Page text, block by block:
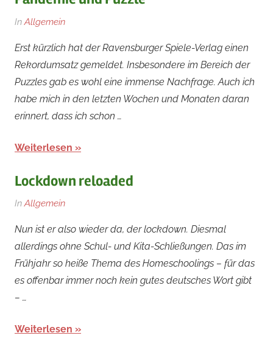
Am
April
2021
Von
InAllgemein
Erst kürzlich hat der Ravensburger Spiele-Verlag einen
Rekordumsatz gemeldet. Insbesondere im Bereich der
Puzzles gab es wohl eine immense Nachfrage. Auch ich
habe mich in den letzten Wochen und Monaten daran
erinnert, dass ich schon …
Weiterlesen
Lockdown reloaded
Am
November
2020
Von
InAllgemein
Nun ist er also wieder da, der lockdown. Diesmal
allerdings ohne Schul- und Kita-Schließungen. Das im
Frühjahr so heiße Thema des Homeschoolings – für das
es offenbar immer noch kein gutes deutsches Wort gibt
– …
Weiterlesen